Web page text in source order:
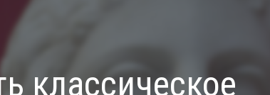
классическое